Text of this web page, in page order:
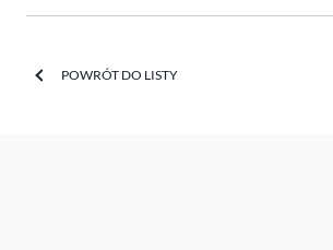
POWRÓT DO LISTY